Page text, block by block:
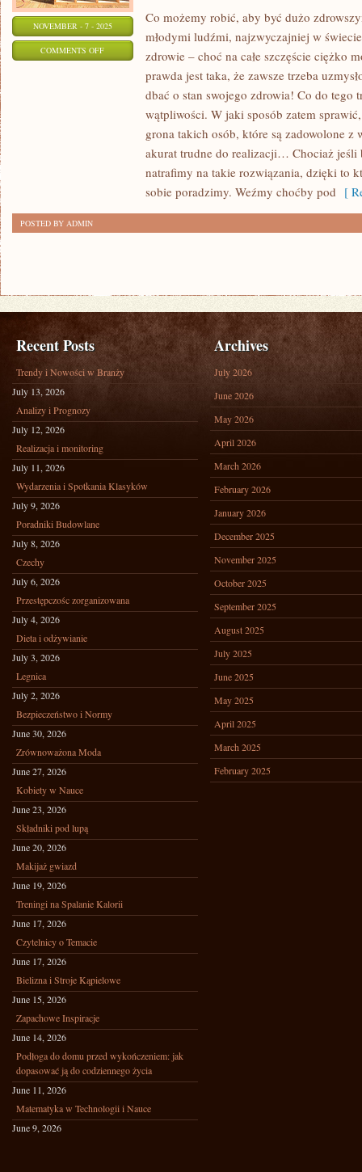
NOVEMBER - 7 - 2025
COMMENTS OFFON
CZAS
PREZENTOWAĆ
MIAR
ATRAKCYJNIE?
Co możemy robić, aby być dużo
młodymi ludźmi, najzwyczajniej w
zdrowie – choć na całe szczęście ciężko
prawda jest taka, że zawsze trzeba
dbać o stan swojego zdrowia! Co do
wątpliwości. W jaki sposób zatem
grona takich osób, które są zadowolone z
akurat trudne do realizacji… Chociaż jeśli
natrafimy na takie rozwiązania, dzięki to
sobie poradzimy. Weźmy choćby pod [
POSTED BY ADMIN
Recent Posts
Trendy i Nowości w Branży
July 13, 2026
Analizy i Prognozy
July 12, 2026
Realizacja i monitoring
July 11, 2026
Wydarzenia i Spotkania Klasyków
July 9, 2026
Poradniki Budowlane
July 8, 2026
Czechy
July 6, 2026
Przestępczośc zorganizowana
July 4, 2026
Dieta i odżywianie
July 3, 2026
Legnica
July 2, 2026
Bezpieczeństwo i Normy
June 30, 2026
Zrównoważona Moda
June 27, 2026
Kobiety w Nauce
June 23, 2026
Składniki pod lupą
June 20, 2026
Makijaż gwiazd
June 19, 2026
Treningi na Spalanie Kalorii
June 17, 2026
Czytelnicy o Temacie
June 17, 2026
Bielizna i Stroje Kąpielowe
June 15, 2026
Zapachowe Inspiracje
June 14, 2026
Podłoga do domu przed wykończeniem: jak
dopasować ją do codziennego życia
June 11, 2026
Matematyka w Technologii i Nauce
June 9, 2026
Archives
July 2026
June 2026
May 2026
April 2026
March 2026
February 2026
January 2026
December 2025
November 2025
October 2025
September 2025
August 2025
July 2025
June 2025
May 2025
April 2025
March 2025
February 2025